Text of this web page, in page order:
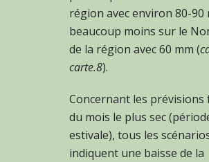
région avec environ 80-90
beaucoup moins sur le
de la région avec 60 mm (
carte.8).
Concernant les prévisions
du mois le plus sec
estivale), tous les
indiquent une baisse de la